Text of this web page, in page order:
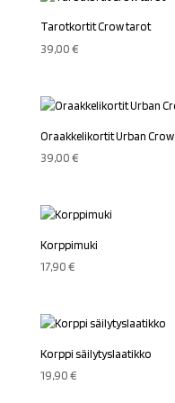
Tarotkortit Crow tarot
39,00€
Oraakkelikortit Urban Crow
39,00€
Korppimuki
17,90€
Korppi säilytyslaatikko
19,90€